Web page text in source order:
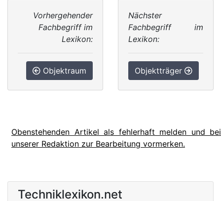
Vorhergehender
Fachbegriff im
Lexikon:
Objektraum
Nächster
Fachbegriff im
Lexikon:
Objektträger
Obenstehenden Artikel als fehlerhaft melden und bei
unserer Redaktion zur Bearbeitung vormerken.
Techniklexikon.net